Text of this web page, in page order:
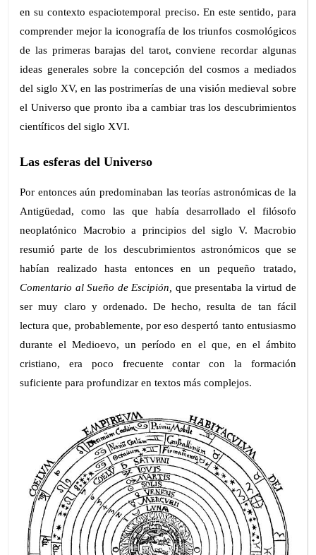
en su contexto espaciotemporal preciso. En este sentido, para
comprender mejor la iconografía de los triunfos cosmológicos
de las primeras barajas del tarot, conviene recordar algunas
ideas generales sobre la concepción del cosmos a mediados
del siglo XV, en las postrimerías de una visión medieval sobre
el Universo que pronto iba a cambiar tras los descubrimientos
científicos del siglo XVI.
Las esferas del Universo
Por entonces aún predominaban las teorías astronómicas de la
Antigüedad, como las que había desarrollado el filósofo
neoplatónico Macrobio a principios del siglo V. Macrobio
resumió parte de los descubrimientos astronómicos que se
habían realizado hasta entonces en un pequeño tratado,
Comentario al Sueño de Escipión, que presentaba la virtud de
ser muy claro y ordenado. De hecho, resulta de tan fácil
lectura que, probablemente, por eso despertó tanto entusiasmo
durante el Medioevo, un período en el que, en el ámbito
cristiano, era poco frecuente contar con la formación
suficiente para profundizar en textos más complejos.